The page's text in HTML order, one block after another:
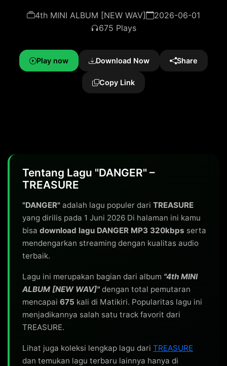
4th MINI ALBUM [NEW WAV]
2026-06-01
675 Plays
Play now Download Now Share
Copy Link
Tentang Lagu "DANGER" –
TREASURE
"DANGER" adalah lagu populer dari TREASURE
yang dirilis pada 1 Juni 2026 Di halaman ini kamu
bisa download lagu DANGER MP3 320kbps serta
mendengarkan streaming dengan kualitas audio
terbaik.
Lagu ini merupakan bagian dari album "4th MINI
ALBUM [NEW WAV]"dengan total pemutaran
mencapai 675 kali di Matikiri. Popularitas lagu ini
menjadikannya salah satu track favorit dari
TREASURE.
Lihat juga koleksi lengkap lagu dari TREASURE
dan temukan lagu terbaru lainnya hanya di